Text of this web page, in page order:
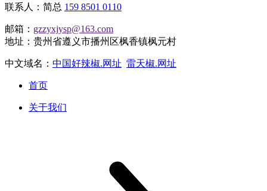
联系人：简总 159 8501 0110
邮箱： gzzyxjysp@163.com
地址：贵州省遵义市播州区枫香镇枫元村
中文域名： 中国好辣椒.网址 雷天椒.网址
首页
关于我们